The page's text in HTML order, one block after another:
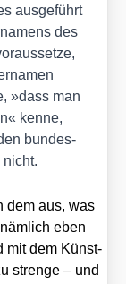
aus­ge­führt
des
»dass man
ken­ne,
bun­des­
dem aus, was
eben
mit dem Künst­
stren­ge – und